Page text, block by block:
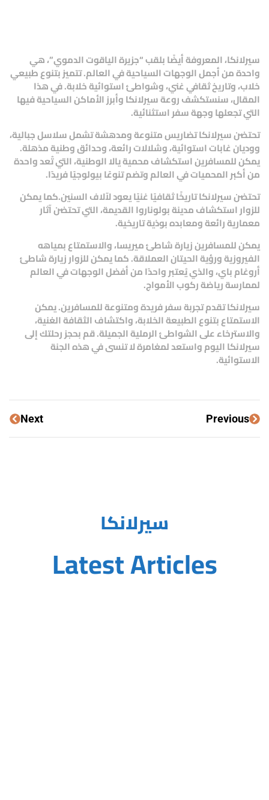
سيرلانكا، المعروفة أيضًا بلقب “جزيرة الياقوت الدموي”، هي
واحدة من أجمل الوجهات السياحية في العالم. تتميز بتنوع طبيعي
خلاب، وتاريخ ثقافي غني، وشواطئ استوائية خلابة. في هذا
المقال، سنستكشف روعة سيرلانكا وأبرز الأماكن السياحية فيها
التي تجعلها وجهة سفر استثنائية.
تحتضن سيرلانكا تضاريس متنوعة ومدهشة تشمل سلاسل جبالية،
ووديان غابات استوائية، وشلالات رائعة، وحدائق وطنية مذهلة.
يمكن للمسافرين استكشاف محمية يالا الوطنية، التي تُعد واحدة
من أكبر المحميات في العالم وتضم تنوعًا بيولوجيًا فريدًا.
تحتضن سيرلانكا تاريخًا ثقافيًا غنيًا يعود لآلاف السنين.كما يمكن
للزوار استكشاف مدينة بولوناروا القديمة، التي تحتضن آثار
معمارية رائعة ومعابده بوذية تاريخية.
يمكن للمسافرين زيارة شاطئ ميريسا، والاستمتاع بمياهه
الفيروزية ورؤية الحيتان العملاقة. كما يمكن للزوار زيارة شاطئ
أروغام باي، والذي يُعتبر واحدًا من أفضل الوجهات في العالم
لممارسة رياضة ركوب الأمواج.
سيرلانكا تقدم تجربة سفر فريدة ومتنوعة للمسافرين. يمكن
الاستمتاع بتنوع الطبيعة الخلابة، واكتشاف الثقافة الغنية،
والاسترخاء على الشواطئ الرملية الجميلة. قم بحجز رحلتك إلى
سيرلانكا اليوم واستعد لمغامرة لا تنسى في هذه الجنة
الاستوائية.
Previous
Next
سيرلانكا
Latest Articles